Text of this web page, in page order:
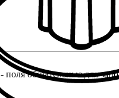
- поля обязательные для